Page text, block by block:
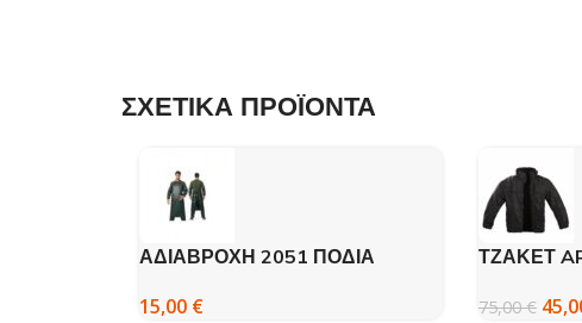
ΣΧΕΤΙΚΑ ΠΡΟΪΟΝΤΑ
ΑΔΙΑΒΡΟΧΗ 2051 ΠΟΔΙΑ
15,00 €
ΤΖΑΚΕΤ
75,00€